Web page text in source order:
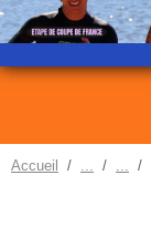
Accueil